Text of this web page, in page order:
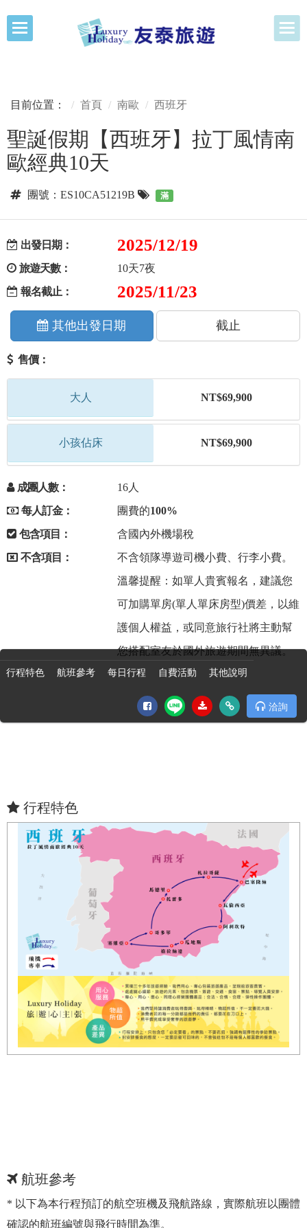
目前位置： 首頁 南歐 西班牙
聖誕假期【西班牙】拉丁風情南
歐經典10天
團號：ES10CA51219B 滿
出發日期： 2025/12/19
旅遊天數：
10天7夜
報名截止：
2025/11/23
其他出發日期 截止
售價：
大人 NT$69,900
小孩佔床 NT$69,900
成團人數：
16人
每人訂金：
團費的100%
包含項目：
含國內外機場稅
不含項目：
不含領隊導遊司機小費、行李小費。
溫馨提醒：如單人貴賓報名，建議您
可加購單房(單人單床房型)價差，以維
護個人權益，或同意旅行社將主動幫
您搭配室友於國外旅遊期間無異議。
行程特色 航班參考 每日行程 自費活動 其他說明
洽詢
行程特色
航班參考
* 以下為本行程預訂的航空班機及飛航路線，實際航班以團體
確認的航班編號與飛行時間為準。